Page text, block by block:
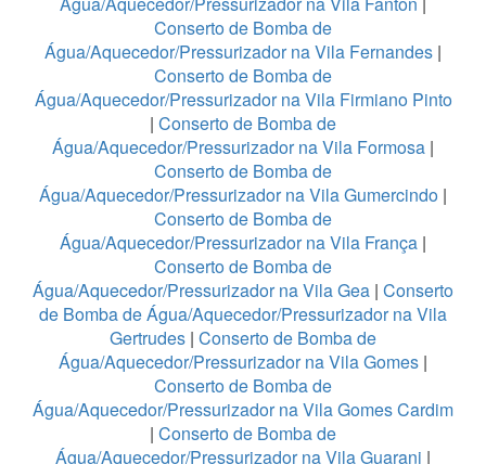
Conserto de Bomba de
Água/Aquecedor/Pressurizador na Vila Fernandes |
Conserto de Bomba de
Água/Aquecedor/Pressurizador na Vila Firmiano Pinto
| Conserto de Bomba de
Água/Aquecedor/Pressurizador na Vila Formosa |
Conserto de Bomba de
Água/Aquecedor/Pressurizador na Vila Gumercindo |
Conserto de Bomba de
Água/Aquecedor/Pressurizador na Vila França |
Conserto de Bomba de
Água/Aquecedor/Pressurizador na Vila Gea | Conserto
de Bomba de Água/Aquecedor/Pressurizador na Vila
Gertrudes | Conserto de Bomba de
Água/Aquecedor/Pressurizador na Vila Gomes |
Conserto de Bomba de
Água/Aquecedor/Pressurizador na Vila Gomes Cardim
| Conserto de Bomba de
Água/Aquecedor/Pressurizador na Vila Guarani |